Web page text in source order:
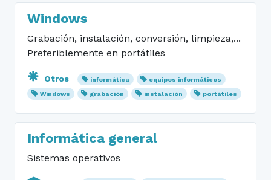
Windows
Grabación, instalación, conversión, limpieza,...
Preferiblemente en portátiles
Otros informática
equipos informáticos
Windows
grabación instalación portátiles
Informática general
Sistemas operativos